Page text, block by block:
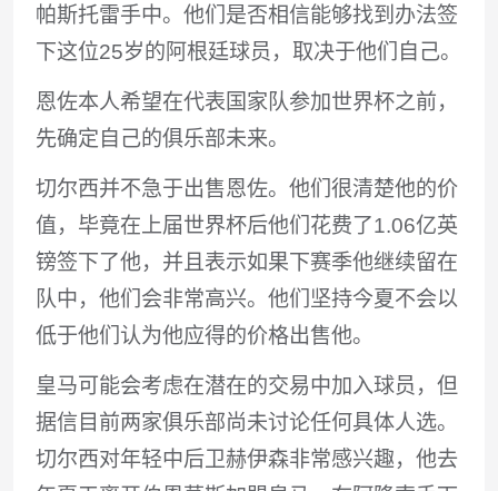
帕斯托雷手中。他们是否相信能够找到办法签
下这位25岁的阿根廷球员，取决于他们自己。
恩佐本人希望在代表国家队参加世界杯之前，
先确定自己的俱乐部未来。
切尔西并不急于出售恩佐。他们很清楚他的价
值，毕竟在上届世界杯​​后他们花费了1.06亿英
镑签下了他，并且表示如果下赛季他继续留在
队中，他们会非常高兴。他们坚持今夏不会以
低于他们认为他应得的价格出售他。
皇马可能会考虑在潜在的交易中加入球员，但
据信目前两家俱乐部尚未讨论任何具体人选。
切尔西对年轻中后卫赫伊森非常感兴趣，他去